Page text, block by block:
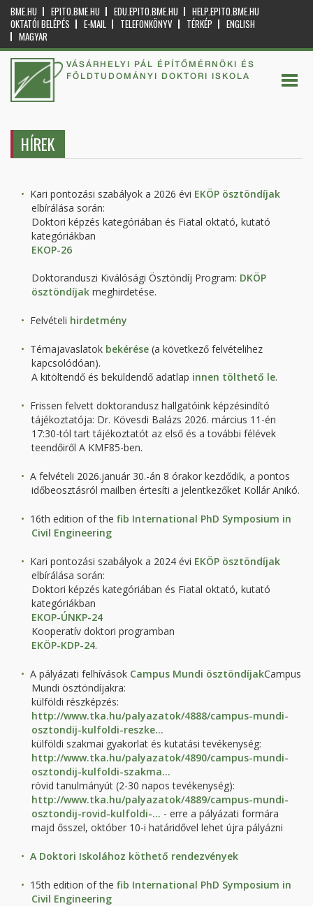
BME.HU EPITO.BME.HU EDU.EPITO.BME.HU
HELP.EPITO.BME.HU
OKTATÓI BELÉPÉS
E-MAIL TELEFONKÖNYV TÉRKÉP
ENGLISH
MAGYAR
VÁSÁRHELYI PÁL ÉPÍTŐMÉRNÖKI ÉS
FÖLDTUDOMÁNYI DOKTORI ISKOLA
HÍREK
Kari pontozási szabályok a 2026 évi EKÖP ösztöndíjak
elbírálása során:
Doktori képzés kategóriában és Fiatal oktató, kutató
kategóriákban
EKOP-26
Doktoranduszi Kiválósági Ösztöndíj Program: DKÖP
ösztöndíjak meghirdetése.
Felvételi hirdetmény
Témajavaslatok bekérése (a következő felvételihez
kapcsolódóan).
A kitöltendő és beküldendő adatlap innen tölthető le.
Frissen felvett doktorandusz hallgatóink képzésindító
tájékoztatója: Dr. Kövesdi Balázs 2026. március 11-én
17:30-tól tart tájékoztatót az első és a további félévek
teendőiről A KMF85-ben.
A felvételi 2026.január 30.-án 8 órakor kezdődik, a pontos
időbeosztásról mailben értesíti a jelentkezőket Kollár Anikó.
16th edition of the fib International PhD Symposium in
Civil Engineering
Kari pontozási szabályok a 2024 évi EKÖP ösztöndíjak
elbírálása során:
Doktori képzés kategóriában és Fiatal oktató, kutató
kategóriákban
EKOP-ÚNKP-24
Kooperatív doktori programban
EKÖP-KDP-24.
A pályázati felhívások Campus Mundi ösztöndíjakCampus
Mundi ösztöndíjakra:
külföldi részképzés:
http://www.tka.hu/palyazatok/4888/campus-mundi-
osztondij-kulfoldi-reszke...
külföldi szakmai gyakorlat és kutatási tevékenység:
http://www.tka.hu/palyazatok/4890/campus-mundi-
osztondij-kulfoldi-szakma...
rövid tanulmányút (2-30 napos tevékenység):
http://www.tka.hu/palyazatok/4889/campus-mundi-
osztondij-rovid-kulfoldi-... - erre a pályázati formára
majd ősszel, október 10-i határidővel lehet újra pályázni
A Doktori Iskolához köthető rendezvények
15th edition of the fib International PhD Symposium in
Civil Engineering